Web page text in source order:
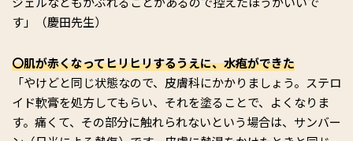
す」（慶田先生）
〇肌が赤くなってヒリヒリするうえに、水疱ができた
「やけどと同じ状態なので、皮膚科にかかりましょう。ステロ
イド軟膏を処方してもらい、それを塗ることで、よくなりま
す。痛くて、その部分に触れられないという場合は、サンバー